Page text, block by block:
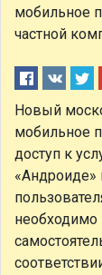
мобильное
частной
Новый
мобильное
доступ к
«Андроиде»
необходимо